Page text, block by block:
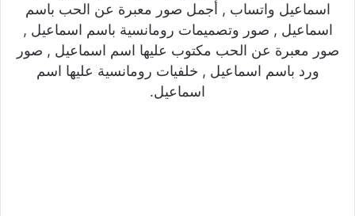
اسماعيل واتساب , أجمل صور معبرة عن الحب باسم
اسماعيل , صور وتصميمات رومانسية باسم اسماعيل ,
صور معبرة عن الحب مكتوب عليها اسم اسماعيل , صور
ورد باسم اسماعيل , خلفيات رومانسية عليها اسم
اسماعيل.